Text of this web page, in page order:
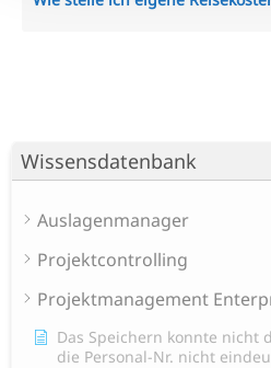
Wissensdatenbank
Auslagenmanager
Projektcontrolling
Projektmanagement
Das Speichern konnte nicht
die Personal-Nr. nicht